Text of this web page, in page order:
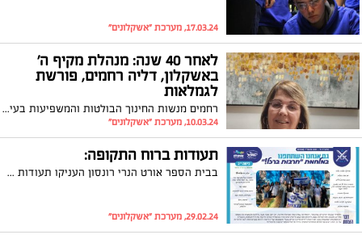
17.03.24, מערכת "אשקלונים"
לאחר 40 שנה: מנהלת מקיף ה'
באשקלון, דליה רחמים, פורשת
לגמלאות
רחמים מנשות החינוך הבולטות והמשפיעות בעיר; שימשה בתפקידים רבים במערכת החינוך העירונית ובשנים האחרונות ניהלה את מקיף ה' דרכא: "לכל זמן ועת. אני יוצאת לדרך החדשה שלי בשמחה - שמחת החינוך", אמרה רחמים
10.03.24, מערכת "אשקלונים"
תעודות ברוח התקופה:
בבית הספר אורט הנרי רונסון העניקו תעודות מחצית אלטרנטיביות לתלמידים הכוללות תמונה כיתתית של הכיתה, דבר הצוות וסיכום הפעילויות והתרומה לקהילה של התלמידים בזמן המלחמה.
29.02.24, מערכת "אשקלונים"